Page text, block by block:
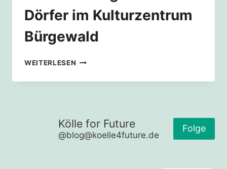
Dörfer im Kulturzentrum
Bürgewald
WEITERLESEN PROJEKTWOCHE
UND
DÖRFER
IM
Kölle for Future
@blog@koelle4future.de
Folge